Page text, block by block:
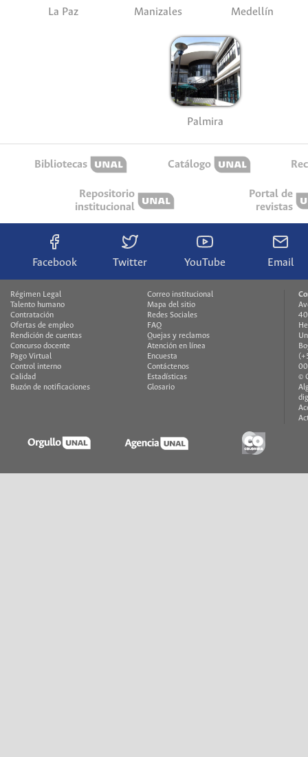
La Paz Manizales Medellín
Palmira
Bibliotecas Catálogo
Repositorio
institucional
Portal de
revistas
Facebook Twitter YouTube Email
Régimen Legal
Talento humano
Contratación
Ofertas de empleo
Rendición de cuentas
Concurso docente
Pago Virtual
Control interno
Calidad
Buzón de notificaciones
Correo institucional
Mapa del sitio
Redes Sociales
FAQ
Quejas y reclamos
Atención en línea
Encuesta
Contáctenos
Estadísticas
Glosario
©